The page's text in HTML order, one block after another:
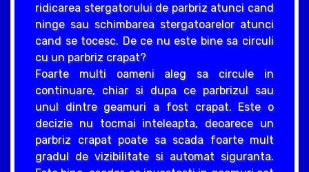
ridicarea stergatorului de parbriz atunci cand
ninge sau schimbarea stergatoarelor atunci
cand se tocesc. De ce nu este bine sa circuli
cu un parbriz crapat?
Foarte multi oameni aleg sa circule in
continuare, chiar si dupa ce parbrizul sau
unul dintre geamuri a fost crapat. Este o
decizie nu tocmai inteleapta, deoarece un
parbriz crapat poate sa scada foarte mult
gradul de vizibilitate si automat siguranta.